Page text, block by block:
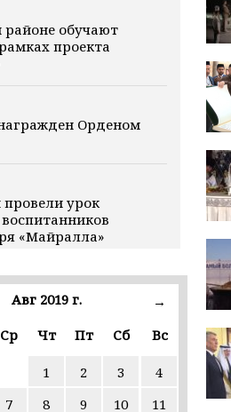
обучают
проекта
Орденом
урок
«Майралла»
Внутренний
20,1%
Авг 2019 г.
→
Ср Чт Пт Сб Вс
1 2 3
4
7 8 9 10 11